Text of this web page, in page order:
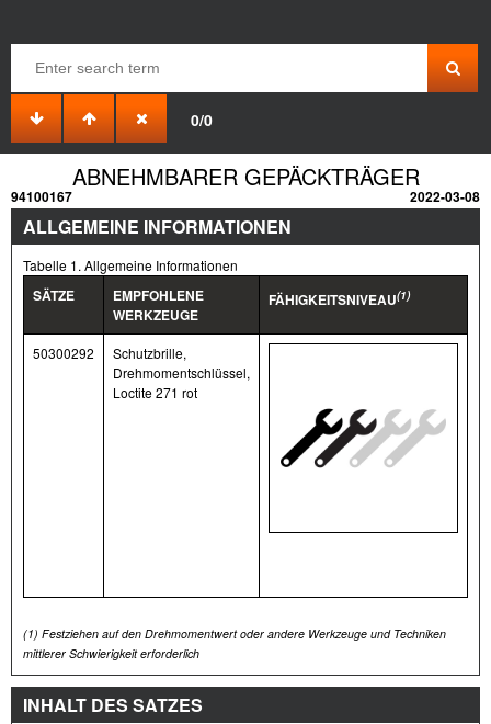
0/0
ABNEHMBARER GEPÄCKTRÄGER
94100167 2022-03-08
ALLGEMEINE INFORMATIONEN
Tabelle 1. Allgemeine Informationen
SÄTZE
EMPFOHLENE
WERKZEUGE
FÄHIGKEITSNIVEAU(1)
50300292
Schutzbrille,
Drehmomentschlüssel,
Loctite 271 rot
(1) Festziehen auf den Drehmomentwert oder andere Werkzeuge und Techniken
mittlerer Schwierigkeit erforderlich
INHALT DES SATZES